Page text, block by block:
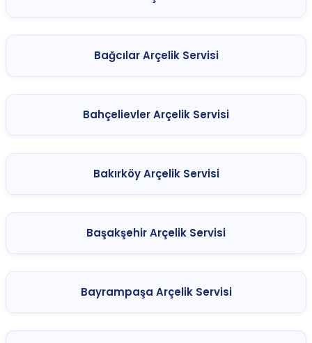
Bağcılar Arçelik Servisi
Bahçelievler Arçelik Servisi
Bakırköy Arçelik Servisi
Başakşehir Arçelik Servisi
Bayrampaşa Arçelik Servisi